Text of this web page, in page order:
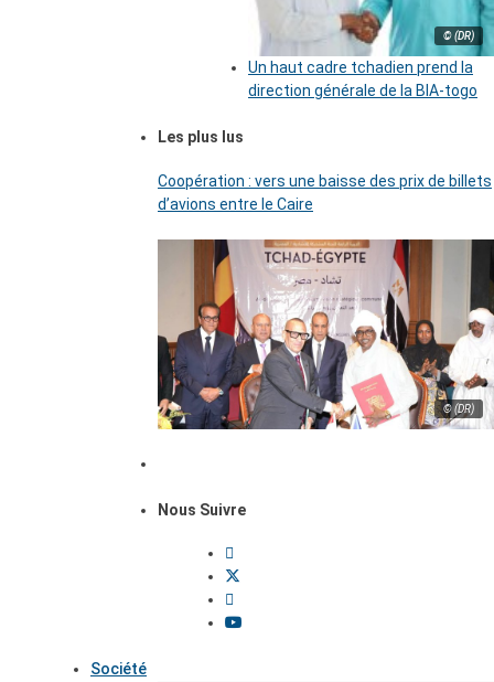
© (DR)
Un haut cadre tchadien prend la
direction générale de la BIA-togo
Les plus lus
Coopération : vers une baisse des prix de billets
d’avions entre le Caire
© (DR)
Nous Suivre
Société